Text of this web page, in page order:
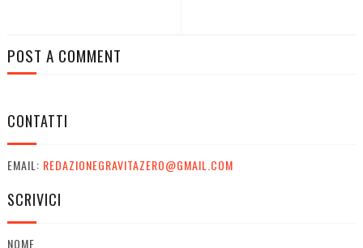
POST A COMMENT
CONTATTI
EMAIL: REDAZIONEGRAVITAZERO@GMAIL.COM
SCRIVICI
NOME